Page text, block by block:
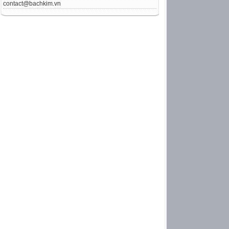
contact@bachkim.vn